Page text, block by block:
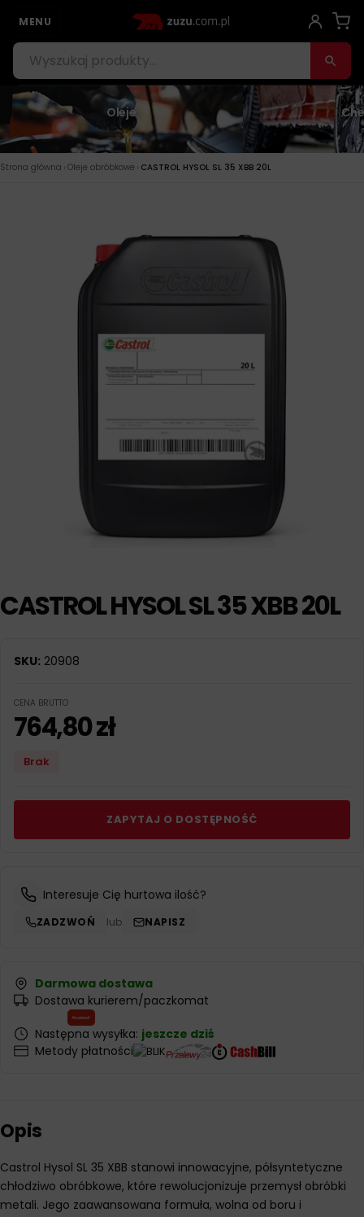
MENU
Oleje
Strona główna › Oleje obróbkowe › CASTROL HYSOL SL 35 XBB 20L
CASTROL HYSOL SL 35 XBB 20L
SKU: 20908
CENA BRUTTO
764,80zł
Brak
ZAPYTAJ O DOSTĘPNOŚĆ
Interesuje Cię hurtowa ilość?
ZADZWOŃ lub NAPISZ
Darmowa dostawa
Dostawa kurierem/paczkomat
Następna wysyłka:
Metody płatności
chłodziwo obróbkowe, które rewolucjonizuje przemysł obróbki
metali. Jego zaawansowana formuła, wolna od boru i
formaldehydu, zapewnia wyjątkową stabilność i wydajność,